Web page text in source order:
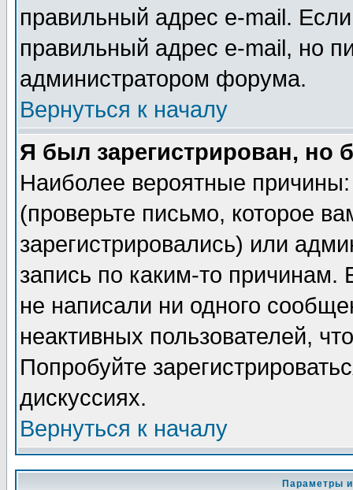
правильный адрес e-mail.
правильный адрес e-mail, но
администратором форума.
Вернуться к началу
Я был зарегистрирован, но
Наиболее вероятные
(проверьте письмо, которое
зарегистрировались) или
запись по каким-то
не написали ни одного
неактивных пользователей,
Попробуйте
дискуссиях.
Вернуться к началу
Параметры